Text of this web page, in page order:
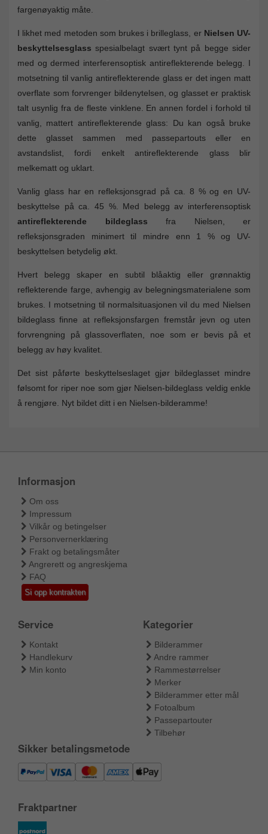
fargenøyaktig måte.
I likhet med metoden som brukes i brilleglass, er Nielsen UV-
beskyttelsesglass spesialbelagt svært tynt på begge sider
med og dermed interferensoptisk antireflekterende belegg. I
motsetning til vanlig antireflekterende glass er det ingen matt
overflate som forvrenger bildenytelsen, og glasset er praktisk
talt usynlig fra de fleste vinklene. En annen fordel i forhold til
vanlig, mattert antireflekterende glass: Du kan også bruke
dette glasset sammen med passepartouts eller en
avstandslist, fordi enkelt antireflekterende glass blir
melkematt og uklart.
Vanlig glass har en refleksjonsgrad på ca. 8 % og en UV-
beskyttelse på ca. 45 %. Med belegg av interferensoptisk
antireflekterende bildeglass fra Nielsen, er
refleksjonsgraden minimert til mindre enn 1 % og UV-
beskyttelsen betydelig økt.
Hvert belegg skaper en subtil blåaktig eller grønnaktig
reflekterende farge, avhengig av belegningsmaterialene som
brukes. I motsetning til normalsituasjonen vil du med Nielsen
bildeglass finne at refleksjonsfargen fremstår jevn og uten
forvrengning på glassoverflaten, noe som er bevis på et
belegg av høy kvalitet.
Det sist påførte beskyttelseslaget gjør bildeglasset mindre
følsomt for riper noe som gjør Nielsen-bildeglass veldig enkle
å rengjøre. Nyt bildet ditt i en Nielsen-bilderamme!
Informasjon
Om oss
Impressum
Vilkår og betingelser
Personvernerklæring
Frakt og betalingsmåter
Angrerett og angreskjema
FAQ
Si opp kontrakten
Service
Kontakt
Handlekurv
Min konto
Kategorier
Bilderammer
Andre rammer
Rammestørrelser
Merker
Bilderammer etter mål
Fotoalbum
Passepartouter
Tilbehør
Sikker betalingsmetode
Fraktpartner